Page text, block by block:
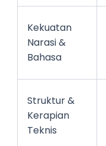
Kekuatan
Narasi &
Bahasa
Struktur &
Kerapian
Teknis